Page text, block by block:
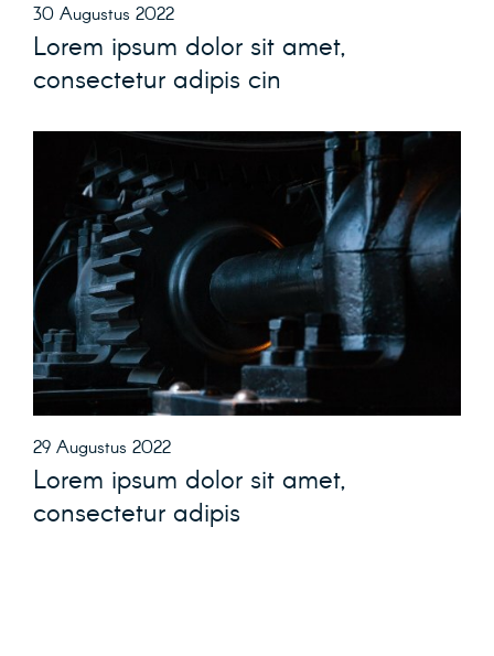
30 Augustus 2022
Lorem ipsum dolor sit amet,
consectetur adipis cin
29 Augustus 2022
Lorem ipsum dolor sit amet,
consectetur adipis